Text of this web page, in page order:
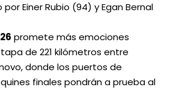
Einer Rubio (94) y Egan Bernal
promete más emociones
de 221 kilómetros entre
donde los puertos de
finales pondrán a prueba al